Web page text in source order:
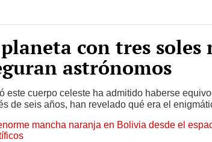
con tres soles
astrónomos
este cuerpo celeste ha admitido haberse
de seis años, han revelado qué era el
mancha naranja en Bolivia desde el